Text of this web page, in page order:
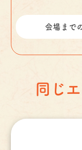
会場まで
同じ